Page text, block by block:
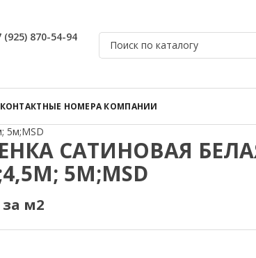
(925) 870-54-94
КОНТАКТНЫЕ НОМЕРА КОМПАНИИ
5м;MSD
САТИНОВАЯ
5М;MSD
за м2